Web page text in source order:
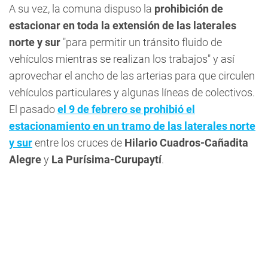
A su vez, la comuna dispuso la prohibición de
estacionar en toda la extensión de las laterales
norte y sur "para permitir un tránsito fluido de
vehículos mientras se realizan los trabajos" y así
aprovechar el ancho de las arterias para que circulen
vehículos particulares y algunas líneas de colectivos.
El pasadoel 9 de febrero se prohibió el
estacionamiento en un tramo de las laterales norte
y surentre los cruces de Hilario Cuadros-Cañadita
Alegrey La Purísima-Curupaytí.